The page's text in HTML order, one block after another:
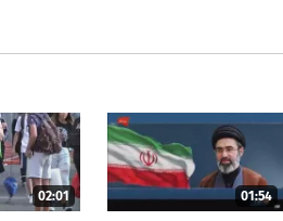
02:01 01:54